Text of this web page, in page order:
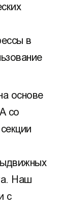
в
основе
со
Наш
с